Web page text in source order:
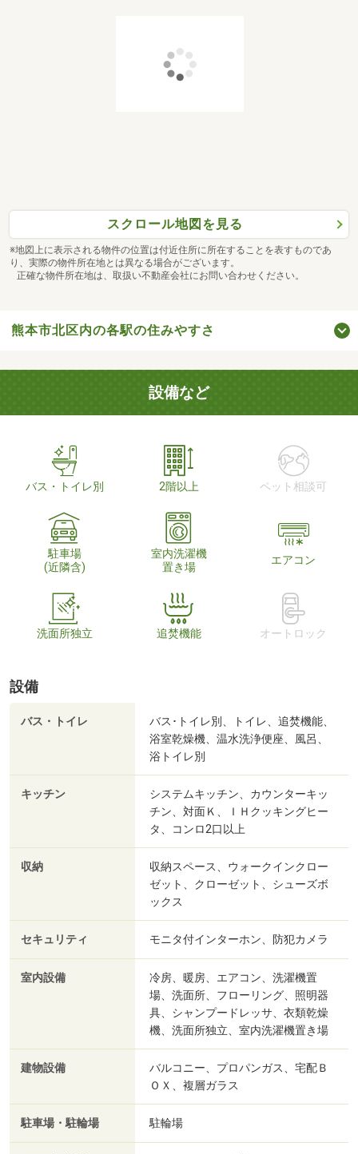
スクロール地図を見る
※地図上に表示される物件の位置は付近住所に所在することを表すものであ
り、実際の物件所在地とは異なる場合がございます。
正確な物件所在地は、取扱い不動産会社にお問い合わせください。
熊本市北区内の各駅の住みやすさ
設備など
バス・トイレ別 2階以上 ペット相談可
駐車場
(近隣含)
室内洗濯機
置き場
エアコン
洗面所独立 追焚機能 オートロック
設備
バス・トイレ
バス･トイレ別、トイレ、追焚機能、
浴室乾燥機、温水洗浄便座、風呂、
浴トイレ別
キッチン
システムキッチン、カウンターキッ
チン、対面Ｋ、ＩＨクッキングヒー
タ、コンロ2口以上
収納
収納スペース、ウォークインクロー
ゼット、クローゼット、シューズボ
ックス
セキュリティ モニタ付インターホン、防犯カメラ
室内設備
冷房、暖房、エアコン、洗濯機置
場、洗面所、フローリング、照明器
具、シャンプードレッサ、衣類乾燥
機、洗面所独立、室内洗濯機置き場
建物設備
バルコニー、プロパンガス、宅配Ｂ
ＯＸ、複層ガラス
駐車場・駐輪場 駐輪場